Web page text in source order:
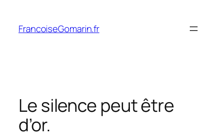
contenu
FrancoiseGomarin.fr
Le silence peut être
d’or.